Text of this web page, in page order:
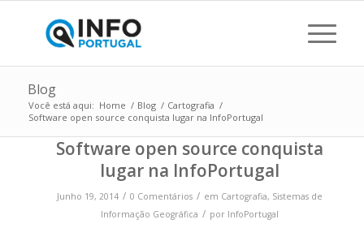
Blog
Você está aqui: Home / Blog / Cartografia /
Software open source conquista lugar na InfoPortugal
Software open source conquista
lugar na InfoPortugal
Junho 19, 2014 / 0 Comentários / em Cartografia, Sistemas de
Informação Geográfica / por InfoPortugal